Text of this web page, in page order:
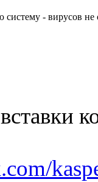
систему - вирусов